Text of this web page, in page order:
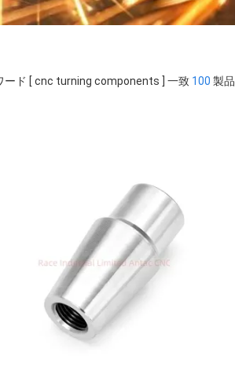
ード [ cnc turning components ] 一致 100 製品.